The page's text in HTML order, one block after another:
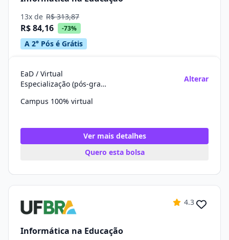
13x de R$ 313,87
R$ 84,16 -73%
A 2° Pós é Grátis
EaD / Virtual
Especialização (pós-graduação)
Alterar
Campus 100% virtual
Ver mais detalhes
Quero esta bolsa
4.3
Informática na Educação